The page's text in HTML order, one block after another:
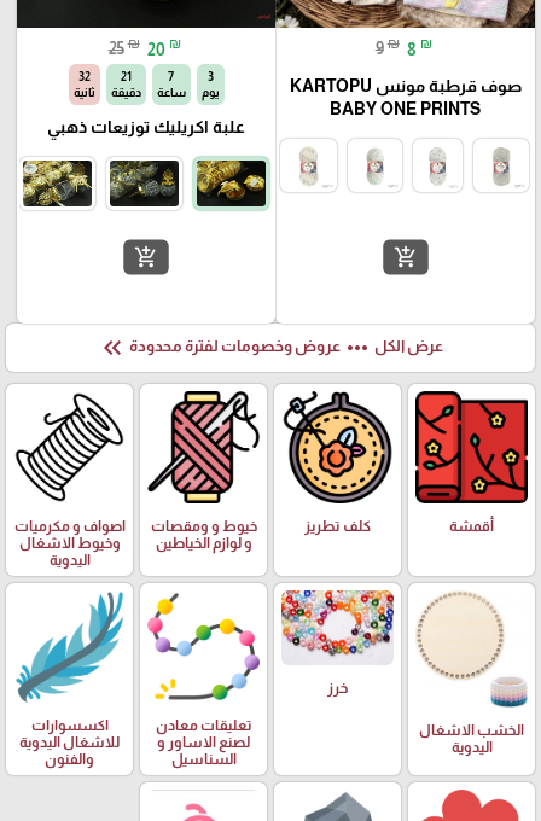
9 ₪ 8 ₪
صوف قرطبة مونس KARTOPU
BABY ONE PRINTS
add_shopping_cart
25 ₪ 20 ₪
3
يوم
7
ساعة
21
دقيقة
31
ثانية
علبة اكريليك توزيعات ذهبي
add_shopping_cart
عرض الكل more_horiz عروض وخصومات لفترة محدودة keyboard_double_arrow_left
أقمشة كلف تطريز
خيوط و ومقصات
و لوازم الخياطين
اصواف و مكرميات
وخيوط الاشغال
اليدوية
الخشب الاشغال
اليدوية
خرز
تعليقات معادن
لصنع الاساور و
السناسيل
اكسسوارات
للاشغال اليدوية
والفنون